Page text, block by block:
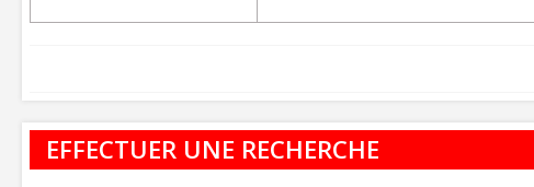
EFFECTUER UNE RECHERCHE